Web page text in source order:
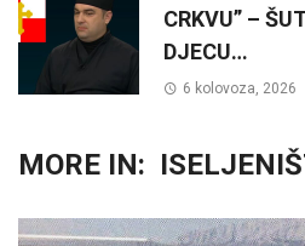
CRKVU” –
DJECU…
6 kolovoza, 2026
MORE IN: